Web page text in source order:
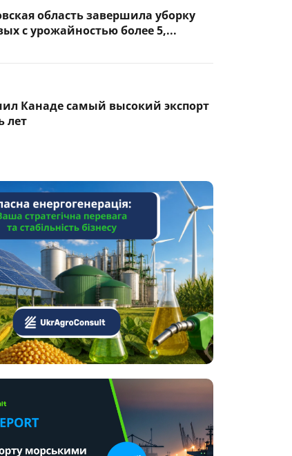
область завершила уборку
с урожайностью более 5,...
Канаде самый высокий экспорт
лет